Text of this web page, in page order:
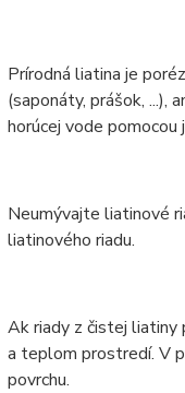
Prírodná liatina je
(saponáty, prášok, ...),
horúcej vode pomocou
Neumývajte liatinové
liatinového riadu.
Ak riady z čistej liatiny
a teplom prostredí. V
povrchu.